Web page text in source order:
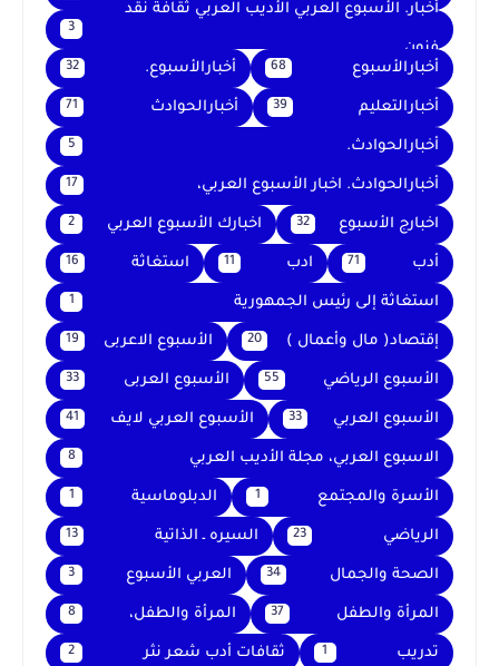
أخبار. الأسبوع العربي الأديب العربي ثقافة نقد
فنون
3
أخبارالأسبوع 68 أخبارالأسبوع. 32
أخبارالتعليم 39 أخبارالحوادث 71
أخبارالحوادث. 5
أخبارالحوادث. اخبار الأسبوع العربي، 17
اخبارج الأسبوع 32 اخبارك الأسبوع العربي 2
أدب 71 ادب 11 استغاثة 16
استغاثة إلى رئيس الجمهورية 1
إقتصاد( مال وأعمال ) 20 الأسبوع الاعربى 19
الأسبوع الرياضي 55 الأسبوع العربى 33
الأسبوع العربي 33 الأسبوع العربي لايف 41
الاسبوع العربي، مجلة الأديب العربي 8
الأسرة والمجتمع 1 الدبلوماسية 1
الرياضي 23 السيره ـ الذاتية 13
الصحة والجمال 34 العربي الأسبوع 3
المرأة والطفل 37 المرأة والطفل، 8
تدريب 1 ثقافات أدب شعر نثر 2